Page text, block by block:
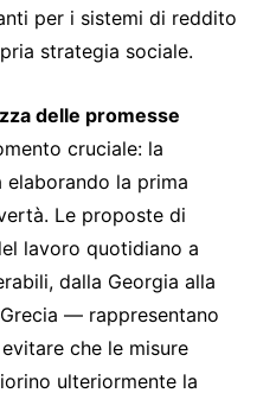
per i sistemi di reddito
strategia sociale.
delle promesse
cruciale: la
elaborando la prima
Le proposte di
lavoro quotidiano a
dalla Georgia alla
— rappresentano
che le misure
ulteriormente la